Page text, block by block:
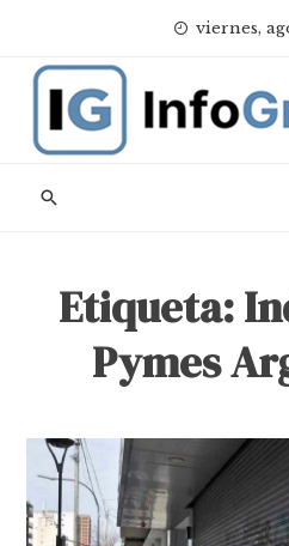
content
viernes,
Etiqueta:
Pymes